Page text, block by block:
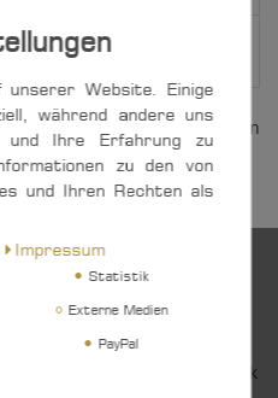
XS-Einlassblock für 4 mm
durch besonders
aus robustem
die Abdeckplatten aus
Kunststoff.
hergestellt im eigenen Werk
unserer Website. Einige
während andere uns
und Ihre Erfahrung zu
zu den von
und Ihren Rechten als
Impressum
Statistik
Externe Medien
PayPal